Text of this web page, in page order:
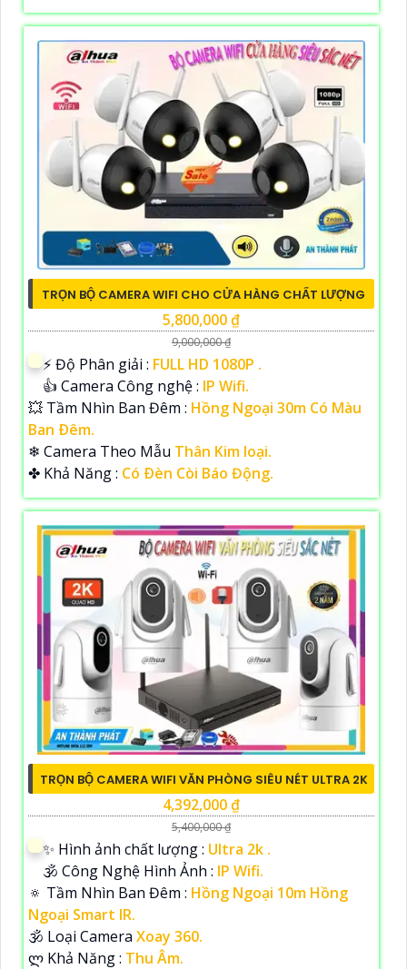
TRỌN BỘ CAMERA WIFI CHO CỬA HÀNG CHẤT LƯỢNG
5,800,000 ₫
9,000,000 ₫
️⚡ Độ Phân giải : FULL HD 1080P .
👍 Camera Công nghệ : IP Wifi.
💥 Tầm Nhìn Ban Đêm : Hồng Ngoại 30m Có Màu
Ban Ðêm.
❄ Camera Theo Mẫu Thân Kim loại.
️✤ Khả Năng : Có Ðèn Còi Báo Động.
TRỌN BỘ CAMERA WIFI VĂN PHÒNG SIÊU NÉT ULTRA 2K
4,392,000 ₫
5,400,000 ₫
✨ Hình ảnh chất lượng : Ultra 2k .
🕉️ Công Nghệ Hình Ảnh : IP Wifi.
🔅 Tầm Nhìn Ban Đêm : Hồng Ngoại 10m Hồng
Ngoại Smart IR.
🕉️ Loại Camera Xoay 360.
️ლ Khả Năng : Thu Âm.